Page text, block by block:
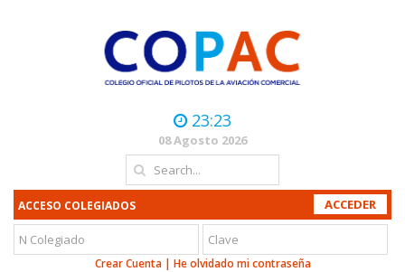
23:23
08 Agosto 2026
ACCESO COLEGIADOS
Crear Cuenta| He olvidado mi contraseña